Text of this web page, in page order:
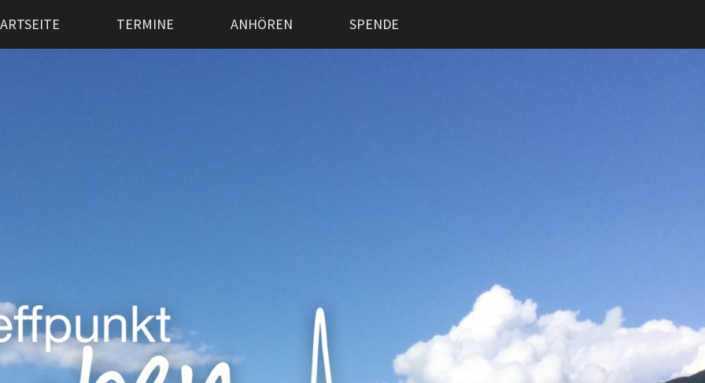
TERMINE ANHÖREN SPENDE